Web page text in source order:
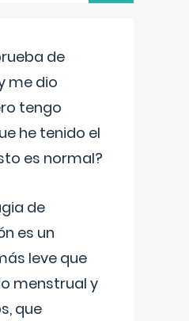
de
me dio
tengo
he tenido el
es normal?
de
es un
leve que
menstrual y
que